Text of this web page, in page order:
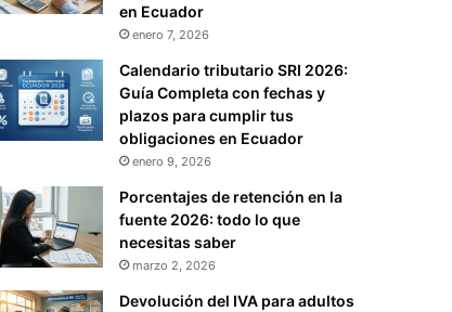
en Ecuador
enero 7, 2026
Calendario tributario SRI 2026:
Guía Completa con fechas y
plazos para cumplir tus
obligaciones en Ecuador
enero 9, 2026
Porcentajes de retención en la
fuente 2026: todo lo que
necesitas saber
marzo 2, 2026
Devolución del IVA para adultos